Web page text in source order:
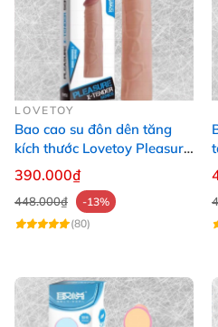
LOVETOY
Bao cao su đôn dên tăng
kích thước Lovetoy Pleasure
X-Tender tăng 1
390.000₫
448.000₫
-13%
(80)